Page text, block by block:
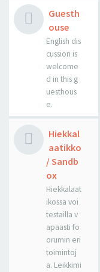
Guesth
ouse
English dis
cussion is
welcome
d in this g
uesthous
e.
Hiekkal
aatikko
/ Sandb
ox
Hiekkalaat
ikossa voi
testailla v
apaasti fo
orumin eri
toimintoj
a. Leikkimi